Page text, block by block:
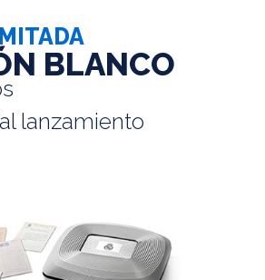
BLANCO
lanzamiento